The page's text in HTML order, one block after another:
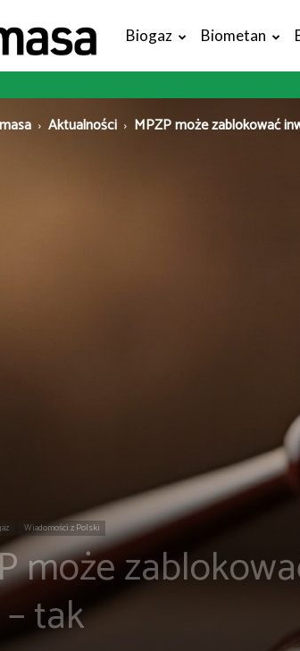
Magazyn
Biogaz Biometan
Aktualności MPZP może zablokować
Wiadomości z Polski
może
tak